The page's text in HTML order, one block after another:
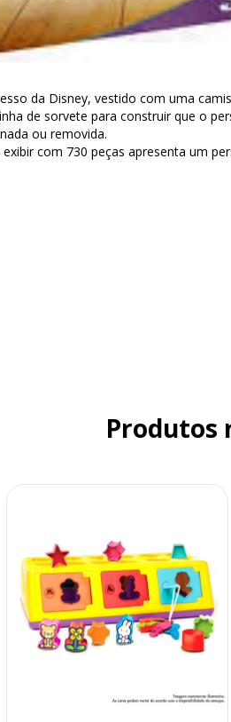
da Disney, vestido com uma
de sorvete para construir que o
ou removida.
com 730 peças apresenta um
Produtos